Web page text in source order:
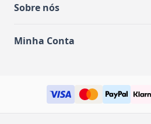
Sobre nós
Minha Conta